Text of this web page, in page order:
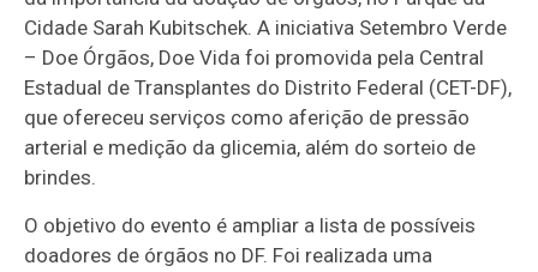
Cidade Sarah Kubitschek. A iniciativa Setembro Verde
– Doe Órgãos, Doe Vida foi promovida pela Central
Estadual de Transplantes do Distrito Federal (CET-DF),
que ofereceu serviços como aferição de pressão
arterial e medição da glicemia, além do sorteio de
brindes.
O objetivo do evento é ampliar a lista de possíveis
doadores de órgãos no DF. Foi realizada uma